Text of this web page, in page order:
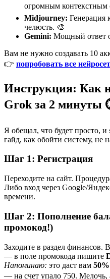
огромным
Midjourney: Генерация
челюсть. 🎨
Gemini: Мощный ответ
Вам не нужно создавать 10
👉 попробовать все
Инструкция: Как
Grok за 2 минуты
Я обещал, что будет просто,
гайд, как обойти систему, не
Шаг 1: Регистрация
Переходите на сайт.
Либо вход через Google/
времени.
Шаг 2: Пополнение
промокод!)
Заходите в раздел финансов.
— в поле промокода пишите
Напоминаю: это даст вам 50%
— на счет упало 750. Мелочь,